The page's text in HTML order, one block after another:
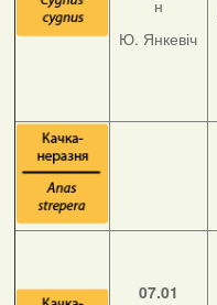
н
Ю. Янкевіч
07.01